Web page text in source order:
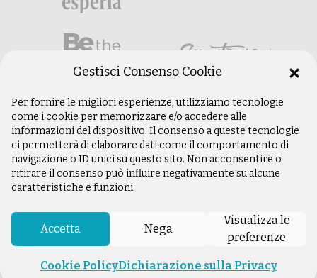
©Copyright 2003 –
Italiano Soka Gakkai. Tutti i diritti riservati |
P.IVA: 04935120487 | Sede Legale: Firenze |
Privacy Policy
Gestisci Consenso Cookie
Per fornire le migliori esperienze, utilizziamo tecnologie
come i cookie per memorizzare e/o accedere alle
informazioni del dispositivo. Il consenso a queste tecnologie
ci permetterà di elaborare dati come il comportamento di
navigazione o ID unici su questo sito. Non acconsentire o
ritirare il consenso può influire negativamente su alcune
caratteristiche e funzioni.
Accetta Nega
Visualizza le
preferenze
Cookie PolicyDichiarazione sulla Privacy